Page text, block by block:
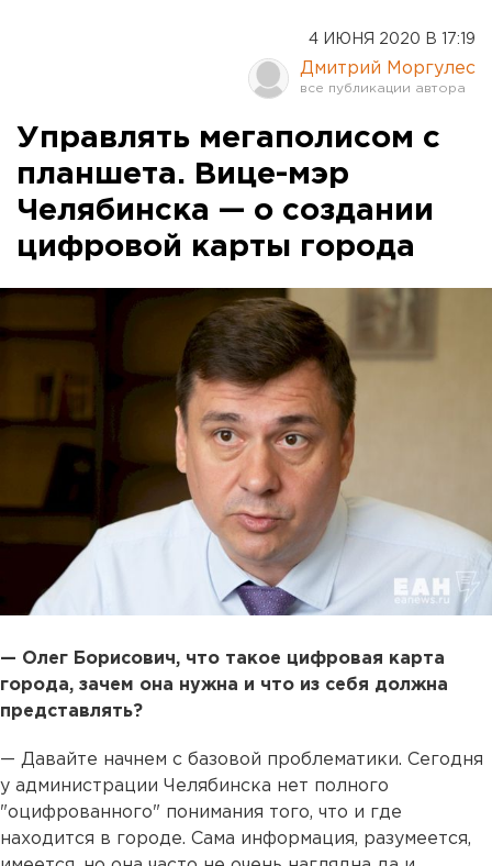
4 ИЮНЯ 2020 В 17:19
Дмитрий Моргулес
Управлять мегаполисом с
планшета. Вице-мэр
Челябинска — о создании
цифровой карты города
— Олег Борисович, что такое цифровая карта
города, зачем она нужна и что из себя должна
представлять?
— Давайте начнем с базовой проблематики. Сегодня
у администрации Челябинска нет полного
"оцифрованного" понимания того, что и где
находится в городе. Сама информация, разумеется,